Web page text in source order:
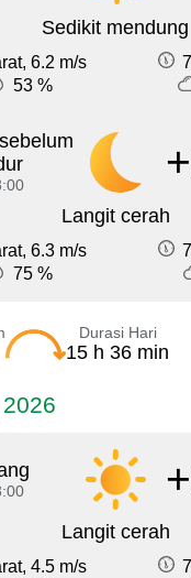
Sedikit mendung
6.2 m/s
53 %
Langit cerah
6.3 m/s
75 %
Durasi Hari
15 h 36 min
Langit cerah
4.5 m/s